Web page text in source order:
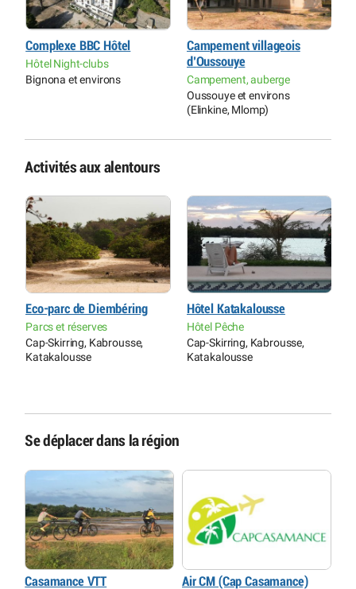
Complexe BBC Hôtel
Hôtel Night-clubs
Bignona et environs
Campement villageois
d’Oussouye
Campement, auberge
Oussouye et environs
(Elinkine, Mlomp)
Activités aux alentours
Eco-parc de Diembéring
Parcs et réserves
Cap-Skirring, Kabrousse,
Katakalousse
Hôtel Katakalousse
Hôtel Pêche
Cap-Skirring, Kabrousse,
Katakalousse
Se déplacer dans la région
Casamance VTT Air CM (Cap Casamance)